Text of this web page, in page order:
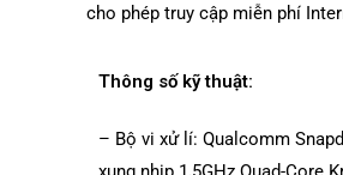
cho phép truy cập miễn phí
Thông số kỹ thuật:
– Bộ vi xử lí: Qualcomm